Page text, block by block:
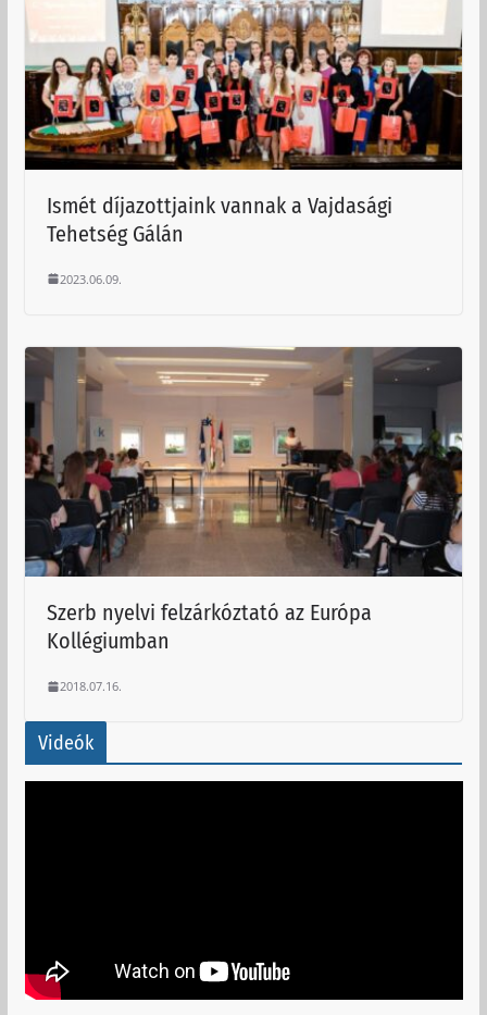
Ismét díjazottjaink vannak a Vajdasági
Tehetség Gálán
2023.06.09.
Szerb nyelvi felzárkóztató az Európa
Kollégiumban
2018.07.16.
Videók